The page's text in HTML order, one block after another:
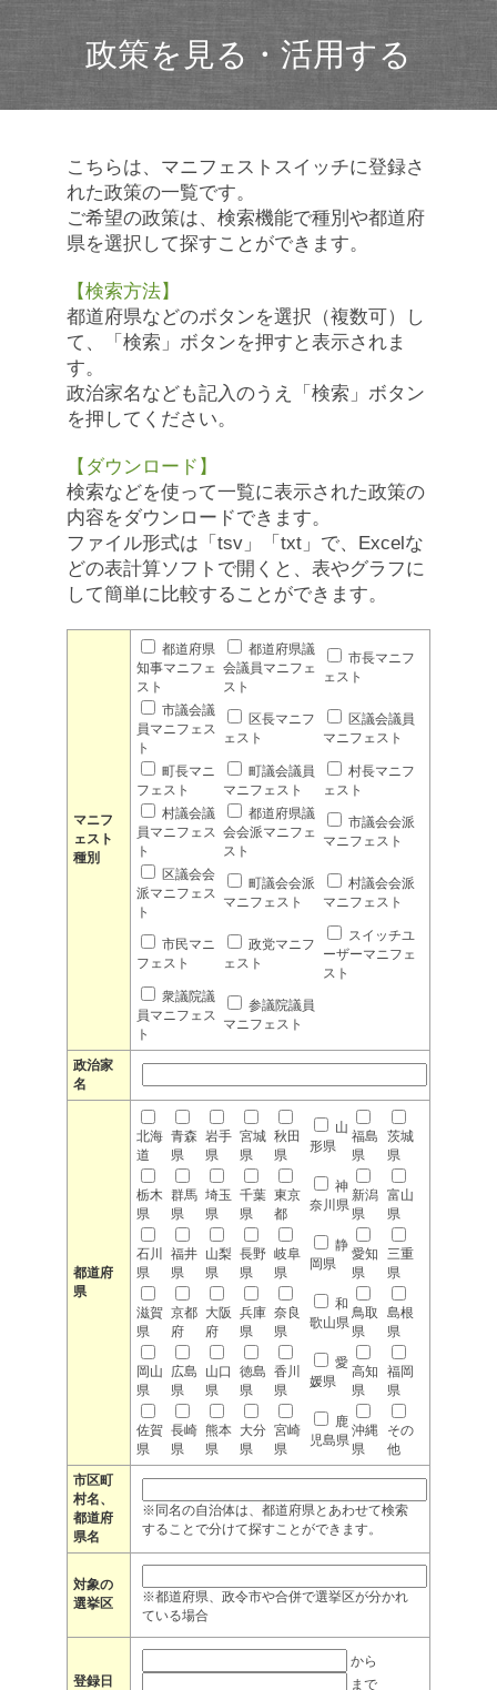
政策を見る・活用する
こちらは、マニフェストスイッチに登録さ
れた政策の一覧です。
ご希望の政策は、検索機能で種別や都道府
県を選択して探すことができます。
【検索方法】
都道府県などのボタンを選択（複数可）し
て、「検索」ボタンを押すと表示されま
す。
政治家名なども記入のうえ「検索」ボタン
を押してください。
【ダウンロード】
検索などを使って一覧に表示された政策の
内容をダウンロードできます。
ファイル形式は「tsv」「txt」で、Excelな
どの表計算ソフトで開くと、表やグラフに
して簡単に比較することができます。
マニフ
ェスト
種別
都道府県
知事マニフェ
スト
都道府県議
会議員マニフェ
スト
市長マニフ
ェスト
市議会議
員マニフェス
ト
区長マニフ
ェスト
区議会議員
マニフェスト
町長マニ
フェスト
町議会議員
マニフェスト
村長マニフ
ェスト
村議会議
員マニフェス
ト
都道府県議
会会派マニフェ
スト
市議会会派
マニフェスト
区議会会
派マニフェス
ト
町議会会派
マニフェスト
村議会会派
マニフェスト
市民マニ
フェスト
政党マニフ
ェスト
スイッチユ
ーザーマニフェ
スト
衆議院議
員マニフェス
ト
参議院議員
マニフェスト
政治家
名
都道府
県
北海
道
青森
県
岩手
県
宮城
県
秋田
県
山
形県
福島
県
茨城
県
栃木
県
群馬
県
埼玉
県
千葉
県
東京
都
神
奈川県
新潟
県
富山
県
石川
県
福井
県
山梨
県
長野
県
岐阜
県
静
岡県
愛知
県
三重
県
滋賀
県
京都
府
大阪
府
兵庫
県
奈良
県
和
歌山県
鳥取
県
島根
県
岡山
県
広島
県
山口
県
徳島
県
香川
県
愛
媛県
高知
県
福岡
県
佐賀
県
長崎
県
熊本
県
大分
県
宮崎
県
鹿
児島県
沖縄
県
その
他
市区町
村名、
都道府
県名
※同名の自治体は、都道府県とあわせて検索
することで分けて探すことができます。
対象の
選挙区
※都道府県、政令市や合併で選挙区が分かれ
ている場合
登録日
から
まで